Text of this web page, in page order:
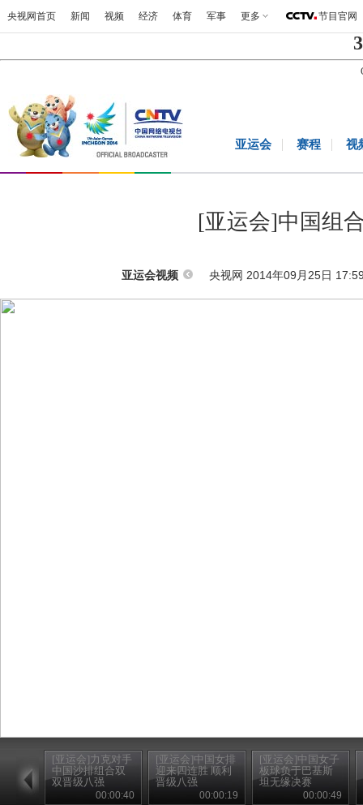
央视网首页 新闻 视频 经济 体育 军事 更多 节目官网
亚运会 赛程 视
[亚运会]中国组
亚运会视频 央视网 2014年09月25日
[亚运会]力克对手
中国沙排组合双
双晋级八强
00:00:40
[亚运会]中国女排
迎来四连胜 顺利
晋级八强
00:00:19
[亚运会]中国女子
板球负于巴基斯
坦无缘决赛
00:00:49